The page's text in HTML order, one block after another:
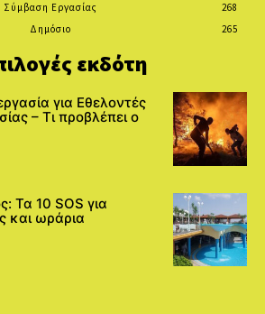
Σύμβαση Εργασίας
268
Δημόσιο
265
εκδότη
για Εθελοντές
– Τι προβλέπει ο
Τα 10 SOS για
και ωράρια